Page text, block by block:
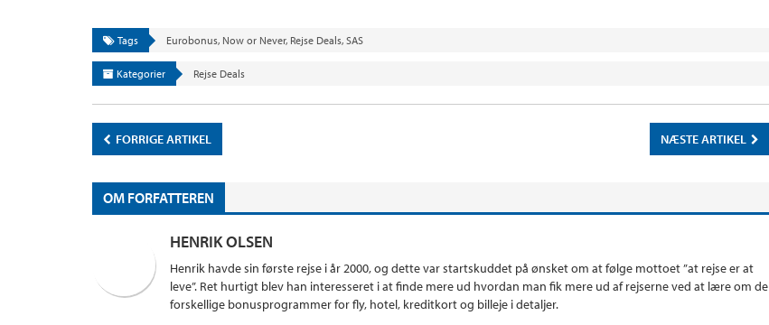
Tags Eurobonus, Now or Never, Rejse Deals, SAS
Kategorier Rejse Deals
FORRIGE ARTIKEL NÆSTE ARTIKEL
OM FORFATTEREN
HENRIK OLSEN
Henrik havde sin første rejse i år 2000, og dette var startskuddet på ønsket om at følge mottoet ”at rejse er at
leve”. Ret hurtigt blev han interesseret i at finde mere ud hvordan man fik mere ud af rejserne ved at lære om de
forskellige bonusprogrammer for fly, hotel, kreditkort og billeje i detaljer.